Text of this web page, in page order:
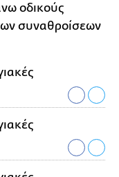
οδικούς
συναθροίσεων